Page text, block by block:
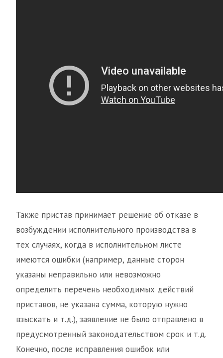
Также пристав принимает решение об отказе в
возбуждении исполнительного производства в
тех случаях, когда в исполнительном листе
имеются ошибки (например, данные сторон
указаны неправильно или невозможно
определить перечень необходимых действий
приставов, не указана сумма, которую нужно
взыскать и т.д.), заявление не было отправлено в
предусмотренный законодательством срок и т.д.
Конечно, после исправления ошибок или